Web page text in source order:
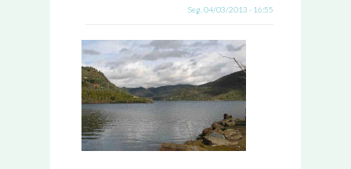
Seg, 04/03/2013 - 16:55